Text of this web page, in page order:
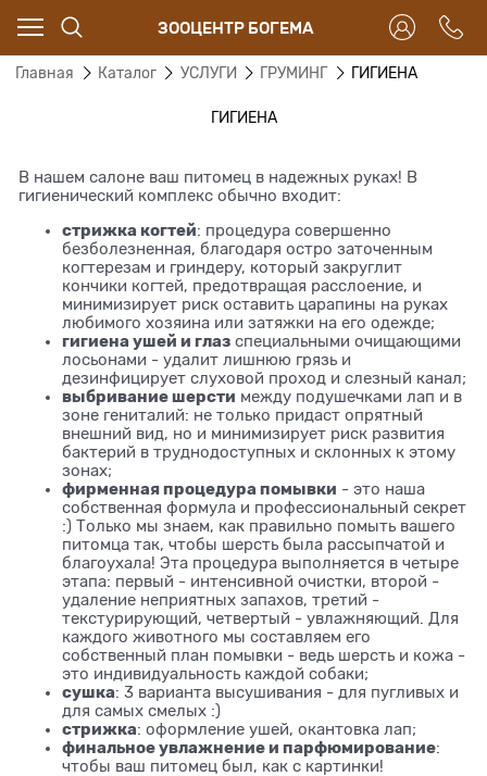
ЗООЦЕНТР БОГЕМА
Главная Каталог УСЛУГИ ГРУМИНГ ГИГИЕНА
ГИГИЕНА
В нашем салоне ваш питомец в надежных руках! В
гигиенический комплекс обычно входит:
стрижка когтей: процедура совершенно
безболезненная, благодаря остро заточенным
когтерезам и гриндеру, который закруглит
кончики когтей, предотвращая расслоение, и
минимизирует риск оставить царапины на руках
любимого хозяина или затяжки на его одежде;
гигиена ушей и глаз специальными очищающими
лосьонами - удалит лишнюю грязь и
дезинфицирует слуховой проход и слезный канал;
выбривание шерсти между подушечками лап и в
зоне гениталий: не только придаст опрятный
внешний вид, но и минимизирует риск развития
бактерий в труднодоступных и склонных к этому
зонах;
фирменная процедура помывки - это наша
собственная формула и профессиональный секрет
:) Только мы знаем, как правильно помыть вашего
питомца так, чтобы шерсть была рассыпчатой и
благоухала! Эта процедура выполняется в четыре
этапа: первый - интенсивной очистки, второй -
удаление неприятных запахов, третий -
текстурирующий, четвертый - увлажняющий. Для
каждого животного мы составляем его
собственный план помывки - ведь шерсть и кожа -
это индивидуальность каждой собаки;
сушка: 3 варианта высушивания - для пугливых и
для самых смелых :)
стрижка: оформление ушей, окантовка лап;
финальное увлажнение и парфюмирование:
чтобы ваш питомец был, как с картинки!